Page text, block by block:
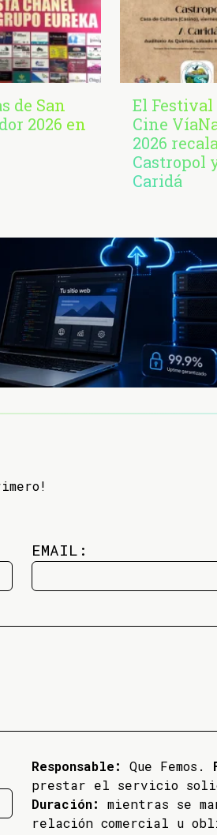
de San
2026 en
El Festival
Cine
2026
Castropol
Caridá
EMAIL:
Responsable: Que Femos.
prestar el servicio
Duración:
mientras se
relación comercial u